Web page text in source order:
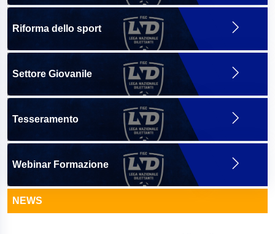
Riforma dello sport
Settore Giovanile
Tesseramento
Webinar Formazione
NEWS